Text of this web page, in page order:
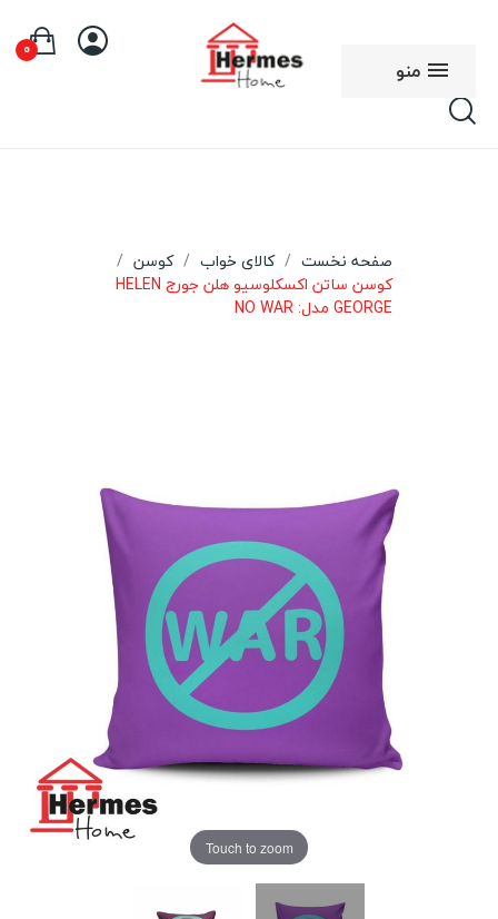
منو
0
صفحه نخست کالای خواب
کوسن
کوسن ساتن اکسکلوسیو هلن جورج HELEN
GEORGE مدل: NO WAR
Touch to zoom